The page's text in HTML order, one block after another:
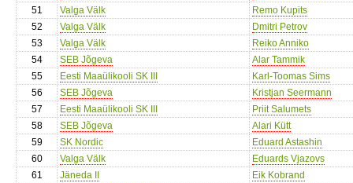
51
Valga Välk
Remo Kupits
52
Valga Välk
Dmitri Petrov
53
Valga Välk
Reiko Anniko
54
SEB Jõgeva
Alar Tammik
55
Eesti Maaülikooli SK III
Karl-Toomas Sims
56
SEB Jõgeva
Kristjan Seermann
57
Eesti Maaülikooli SK III
Priit Salumets
58
SEB Jõgeva
Alari Kütt
59
SK Nordic
Eduard Astashin
60
Valga Välk
Eduards Vjazovs
61
Jäneda II
Eik Kobrand